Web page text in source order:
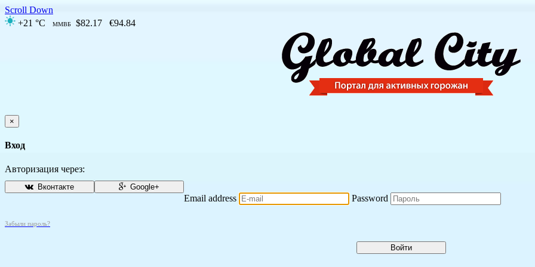
Scroll Down
+21 °C
ММВБ $82.17 €94.84
×
Вход
Авторизация через:
Вконтакте Google+
Email address Password
Забыли пароль?
Войти